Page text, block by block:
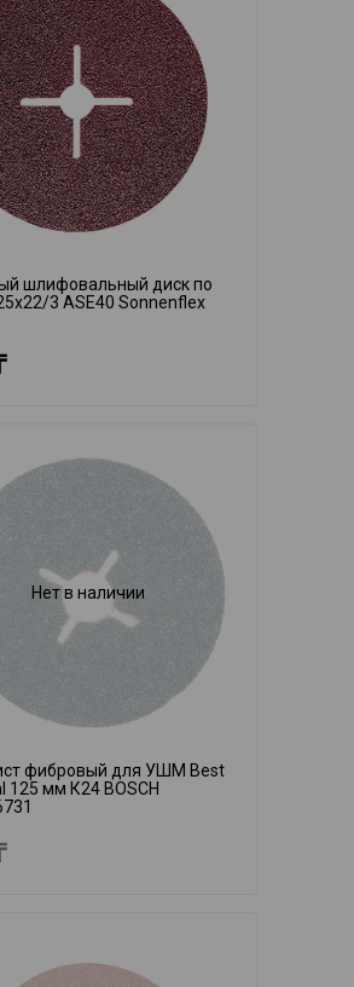
шлифовальный диск по
3 ASE40 Sonnenflex
Нет в наличии
фибровый для УШМ Best
125 мм К24 BOSCH